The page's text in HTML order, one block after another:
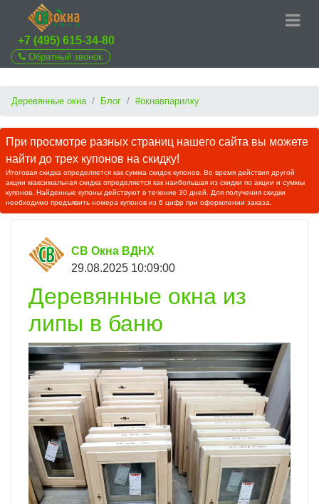
+7 (495) 615-34-80
Обратный звонок
Деревянные окна Блог #окнавпарилку
При просмотре разных страниц нашего сайта вы можете
найти до трех купонов на скидку!
Итоговая скидка определяется как сумма скидок купонов. Во время действия другой
акции максимальная скидка определяется как наибольшая из скидки по акции и суммы
купонов. Найденные купоны действуют в течение 30 дней. Для получения скидки
необходимо предъявить номера купонов из 6 цифр при оформлении заказа.
СВ Окна ВДНХ
29.08.2025 10:09:00
Деревянные окна из
липы в баню